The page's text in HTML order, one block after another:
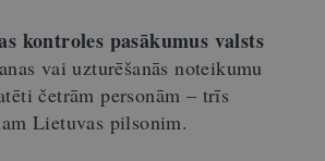
kontroles pasākumus valsts
vai uzturēšanās noteikumu
četrām personām – trīs
Lietuvas pilsonim.